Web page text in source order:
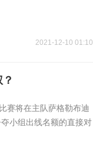
2021-12-10 01:10
赛将在主队萨格勒布迪
小组出线名额的直接对